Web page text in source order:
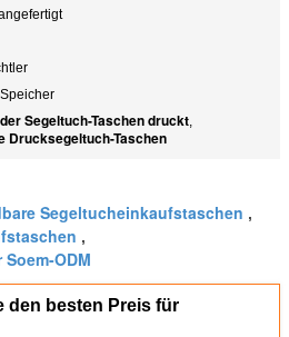
der Segeltuch-Taschen druckt,
Drucksegeltuch-Taschen
Segeltucheinkaufstaschen ,
,
ODM
den besten Preis für